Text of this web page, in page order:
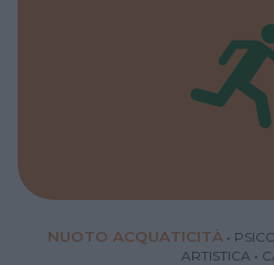
NUOTO ACQUATICITÀ •
ARTISTICA •